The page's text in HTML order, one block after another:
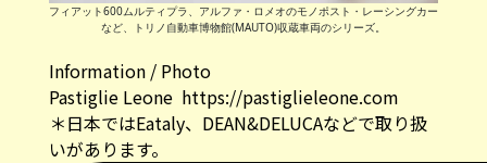
フィアット600ムルティプラ、アルファ・ロメオのモノポスト・レーシングカー
など、トリノ自動車博物館(MAUTO)収蔵車両のシリーズ。
Information / Photo
Pastiglie Leone https://pastiglieleone.com
＊日本ではEataly、DEAN&DELUCAなどで取り扱
いがあります。